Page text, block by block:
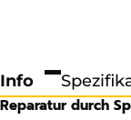
Info
Reparatur durch